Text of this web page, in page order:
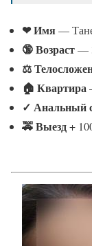
❤ Имя—
🔞 Возраст—
⚖
🏠 Квартира
✓ Анальный
🚕 Выезд+